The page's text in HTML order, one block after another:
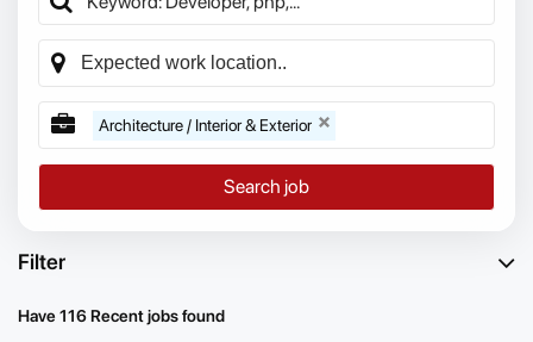
Architecture / Interior & Exterior
Search job
Filter
Have 116 Recent jobs found